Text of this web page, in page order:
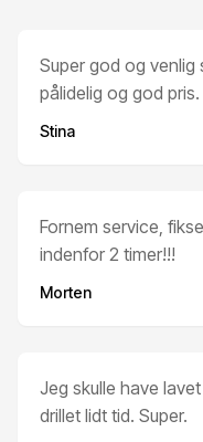
Super god og venlig
pålidelig og god pris.
Stina
Fornem service,
indenfor 2 timer!!!
Morten
Jeg skulle have
drillet lidt tid. Super.